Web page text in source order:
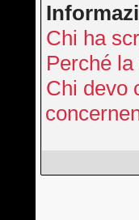
Chi ha
Perché
Chi devo